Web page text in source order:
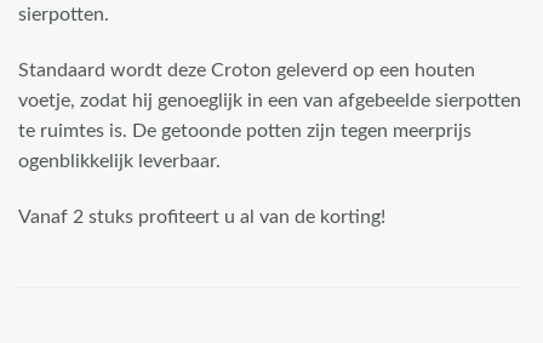
sierpotten.
Standaard wordt deze Croton geleverd op een houten
voetje, zodat hij genoeglijk in een van afgebeelde sierpotten
te ruimtes is. De getoonde potten zijn tegen meerprijs
ogenblikkelijk leverbaar.
Vanaf 2 stuks profiteert u al van de korting!